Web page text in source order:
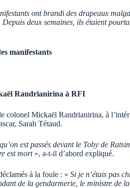
ont brandi des drapeaux
Depuis deux semaines, ils étaient
manifestants
Randrianirina à RFI
Mickaël Randrianirina, à
Sarah Tétaud.
est passés devant le Toby de
est mort», a-t-il d’abord expliqué.
à la foule : « Si je n’étais pas
de la gendarmerie, le ministre